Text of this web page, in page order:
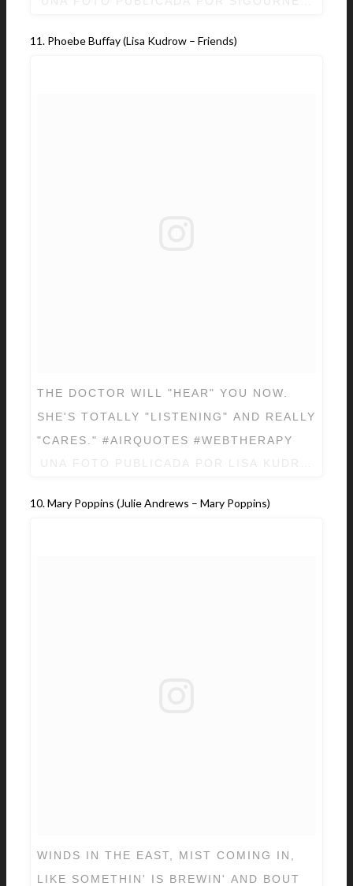
11. Phoebe Buffay (Lisa Kudrow – Friends)
THE DOCTOR WILL "HEAR" YOU NOW.
SHE'S TOTALLY "LISTENING" AND REALLY
"CARES." #AIRQUOTES #WEBTHERAPY
10. Mary Poppins (Julie Andrews – Mary Poppins)
WINDS IN THE EAST, MIST COMING IN,
LIKE SOMETHIN' IS BREWIN' AND BOUT